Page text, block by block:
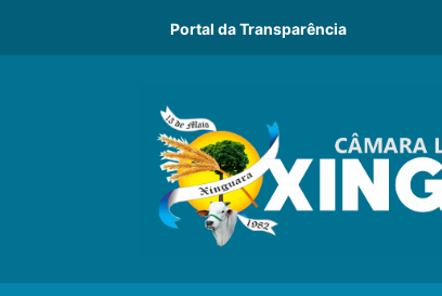
Portal da Transparência